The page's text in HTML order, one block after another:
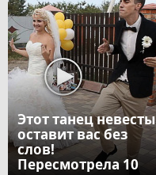
Этот танец невесты
оставит вас без
слов!
Пересмотрела 10